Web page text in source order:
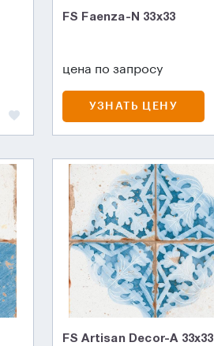
FS Faenza-N 33x33
цена по запросу
УЗНАТЬ ЦЕНУ
FS Artisan Decor-A 33х33